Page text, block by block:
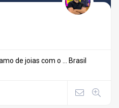
de joias com o ... Brasil